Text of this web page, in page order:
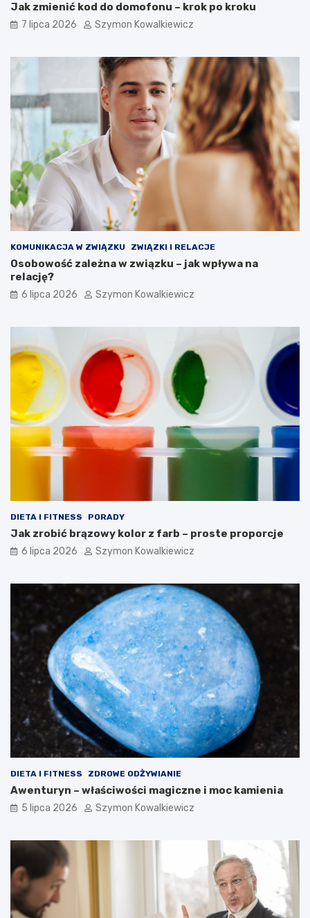
Jak zmienić kod do domofonu – krok po kroku
7 lipca 2026 Szymon Kowalkiewicz
KOMUNIKACJA W ZWIĄZKU ZWIĄZKI I RELACJE
Osobowość zależna w związku – jak wpływa na
relację?
6 lipca 2026 Szymon Kowalkiewicz
DIETA I FITNESS PORADY
Jak zrobić brązowy kolor z farb – proste proporcje
6 lipca 2026 Szymon Kowalkiewicz
DIETA I FITNESS ZDROWE ODŻYWIANIE
Awenturyn – właściwości magiczne i moc kamienia
5 lipca 2026 Szymon Kowalkiewicz